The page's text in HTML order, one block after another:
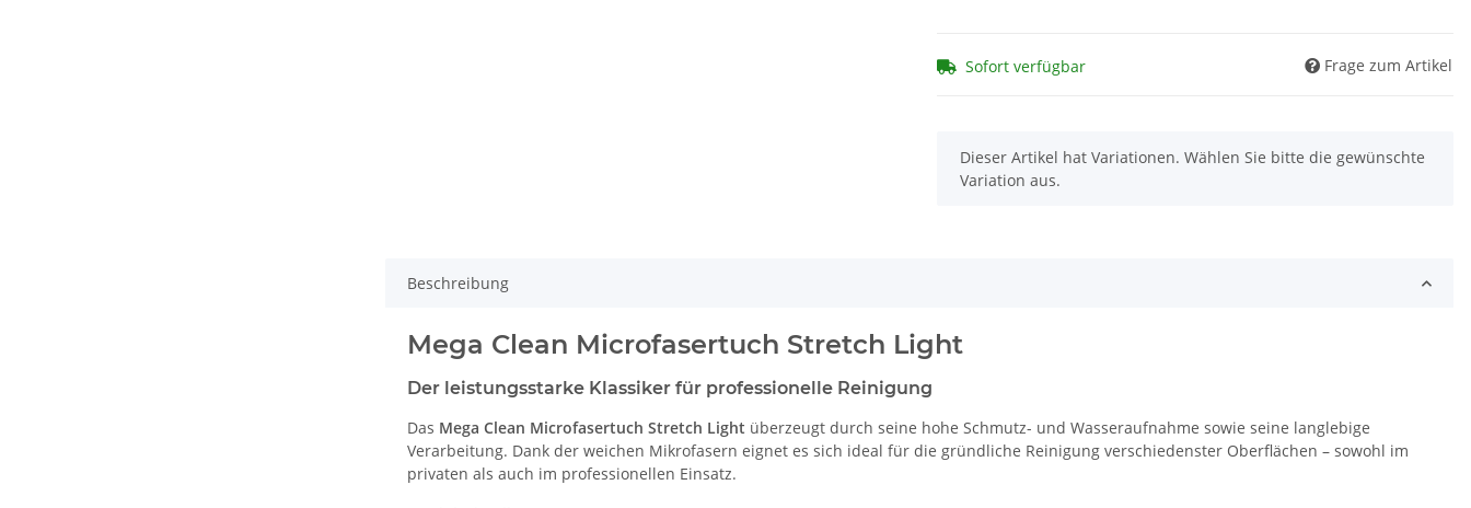
Sofort verfügbar Frage zum Artikel
x
Dieser Artikel hat Variationen. Wählen Sie bitte die gewünschte
Variation aus.
Beschreibung
Mega Clean Microfasertuch Stretch Light
Der leistungsstarke Klassiker für professionelle Reinigung
Das Mega Clean Microfasertuch Stretch Light überzeugt durch seine hohe Schmutz- und Wasseraufnahme sowie seine langlebige
Verarbeitung. Dank der weichen Mikrofasern eignet es sich ideal für die gründliche Reinigung verschiedenster Oberflächen – sowohl im
privaten als auch im professionellen Einsatz.